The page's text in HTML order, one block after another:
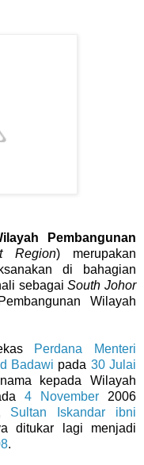
Pembangunan
Region) merupakan
di bahagian
sebagaiSouth Johor
Wilayah
Perdana Menteri
Badawi pada 30 Julai
kepada Wilayah
4 November2006
Sultan Iskandar ibni
ditukar lagi menjadi
.